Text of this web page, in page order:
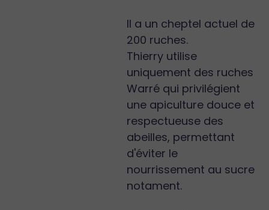
Il a un cheptel actuel de
200 ruches.
Thierry utilise
uniquement des ruches
Warré qui privilégient
une apiculture douce et
respectueuse des
abeilles, permettant
d'éviter le
nourrissement au sucre
notament.